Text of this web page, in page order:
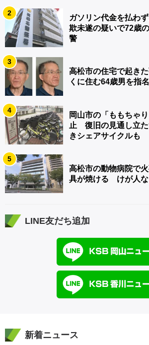
2
ガソリン代金を払わ
欺未遂の疑いで72歳
警
3
高松市の住宅で起き
くに住む64歳男を指
4
岡山市の「ももちゃ
止 復旧の見通し立
きシェアサイクルも
5
高松市の動物病院で
具が焼ける けが人な
LINE友だち追加
新着ニュース